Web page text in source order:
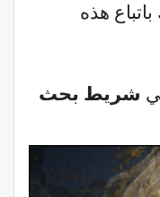
هذه
شريط بحث